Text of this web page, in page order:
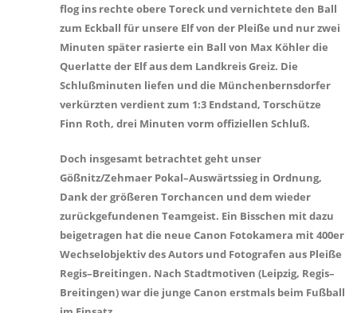
flog ins rechte obere Toreck und vernichtete den Ball
zum Eckball für unsere Elf von der Pleiße und nur zwei
Minuten später rasierte ein Ball von Max Köhler die
Querlatte der Elf aus dem Landkreis Greiz. Die
Schlußminuten liefen und die Münchenbernsdorfer
verkürzten verdient zum 1:3 Endstand, Torschütze
Finn Roth, drei Minuten vorm offiziellen Schluß.
Doch insgesamt betrachtet geht unser
Gößnitz/Zehmaer Pokal–Auswärtssieg in Ordnung,
Dank der größeren Torchancen und dem wieder
zurückgefundenen Teamgeist. Ein Bisschen mit dazu
beigetragen hat die neue Canon Fotokamera mit 400er
Wechselobjektiv des Autors und Fotografen aus Pleiße
Regis–Breitingen. Nach Stadtmotiven (Leipzig, Regis–
Breitingen) war die junge Canon erstmals beim Fußball